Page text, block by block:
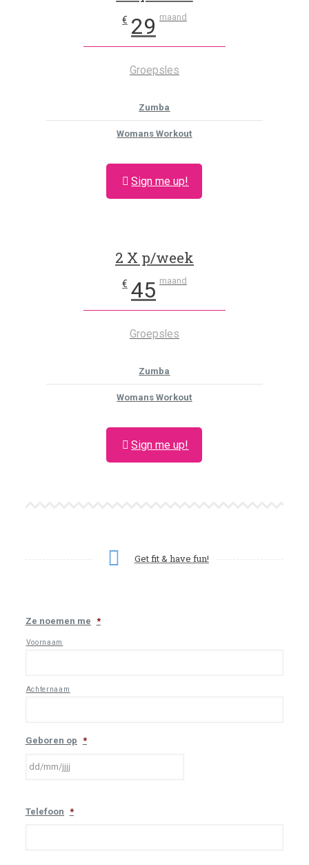
€ 29 maand
Groepsles
Zumba
Womans Workout
Sign me up!
2 X p/week
€ 45 maand
Groepsles
Zumba
Womans Workout
Sign me up!
Get fit & have fun!
Ze noemen me *
Voornaam
Achternaam
Geboren op *
slash
Telefoon *